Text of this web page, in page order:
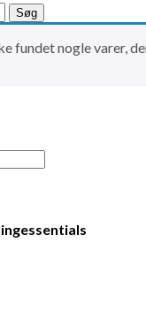
Søg
fundet nogle varer,